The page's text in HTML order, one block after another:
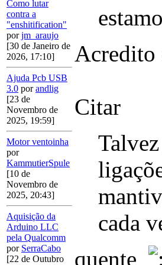
Como lutar
contra a
"enshitification"
porjm_araujo
[30 de Janeiro de
2026, 17:10]
Ajuda Pcb USB
3.0 porandlig
[23 de
Novembro de
2025, 19:59]
Motor ventoinha
por
KammutierSpule
[10 de
Novembro de
2025, 20:43]
Aquisição da
Arduino LLC
pela Qualcomm
por SerraCabo
[22 de Outubro
Acredito
Citar
cada
quente